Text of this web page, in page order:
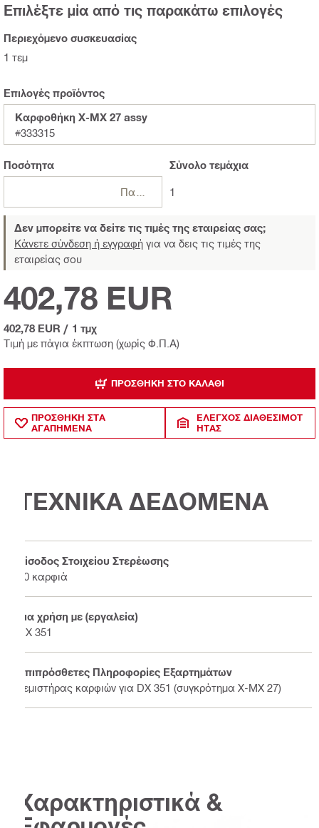
Επιλέξτε μία από τις παρακάτω επιλογές
Περιεχόμενο συσκευασίας
1 τεμ
Επιλογές προϊόντος
Καρφοθήκη X-MX 27 assy
#333315
Ποσότητα Σύνολοτεμάχια
1
Δεν μπορείτε να δείτε τις τιμές της εταιρείας σας;
Κάνετε σύνδεση ή εγγραφή για να δεις τις τιμές της
εταιρείας σου
Τιμή με πάγια έκπτωση (χωρίς Φ.Π.Α)
402,78 EUR
402,78 EUR / 1 τμχ
ΠΡΟΣΘΉΚΗ ΣΤΟ ΚΑΛΆΘΙ
ΠΡΟΣΘΗΚΗ ΣΤΑ
ΑΓΑΠΗΜΕΝΑ
ΈΛΕΓΧΟΣ ΔΙΑΘΕΣΙΜΌΤ
ΗΤΑΣ
ΤΕΧΝΙΚΑ ΔΕΔΟΜΕΝΑ
Είσοδος Στοιχείου Στερέωσης
10 καρφιά
Για χρήση με (εργαλεία)
DX 351
Επιπρόσθετες Πληροφορίες Εξαρτημάτων
Γεμιστήρας καρφιών για DX 351 (συγκρότημα X-MX 27)
Χαρακτηριστικά &